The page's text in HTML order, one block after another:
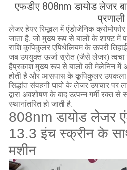
एफडीए 808nm डायोड लेजर
प्रणाली
लेजर हेयर रिमूवल में एंडोजेनिक क्रोमोफोर
जाता है, जो मुख्य रूप से बालों के शाफ्ट में
राशि कूपिकुलर एपिथेलियम के ऊपरी
जब उपयुक्त ऊर्जा स्रोत (जैसे लेजर) त्वचा
हैप्रकाश मुख्य रूप से बालों की मेलेनिन में
होती है और आसपास के कूपिकुलर उपकला
सिद्धांत संवहनी घावों के लेजर उपचार पर
द्वारा अवशोषण के बाद उत्पन्न गर्मी रक्त
स्थानांतरित हो जाती है.
808nm डायोड लेजर
13.3 इंच स्क्रीन के
मशीन